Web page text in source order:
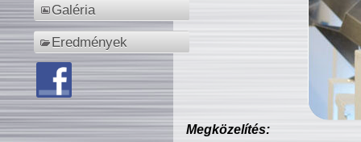
Galéria
Eredmények
Megközelítés: